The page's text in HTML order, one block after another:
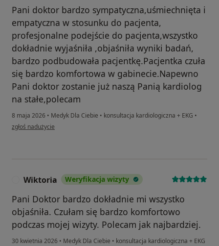
Pani doktor bardzo sympatyczna,uśmiechnięta i
empatyczna w stosunku do pacjenta,
profesjonalne podejście do pacjenta,wszystko
dokładnie wyjaśniła ,objaśniła wyniki badań,
bardzo podbudowała pacjentkę.Pacjentka czuła
się bardzo komfortowa w gabinecie.Napewno
Pani doktor zostanie już naszą Panią kardiolog
na stałe,polecam
8 maja 2026 • Medyk Dla Ciebie • konsultacja kardiologiczna + EKG •
w opinii użytkownika Pacjentka Adela
zgłoś nadużycie
Wiktoria Weryfikacja wizyty
Pani Doktor bardzo dokładnie mi wszystko
objaśniła. Czułam się bardzo komfortowo
podczas mojej wizyty. Polecam jak najbardziej.
30 kwietnia 2026 • Medyk Dla Ciebie • konsultacja kardiologiczna + EKG